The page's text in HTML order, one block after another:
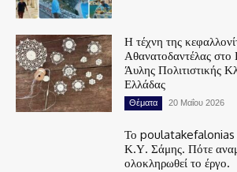
Η τέχνη της
Αθανατοδαντέλας στο
Άυλης Πολιτιστικής
Ελλάδας
Θέματα 20 Μαΐου 2026
Το poulatakefalonias
Κ.Υ. Σάμης. Πότε
ολοκληρωθεί το έργο.